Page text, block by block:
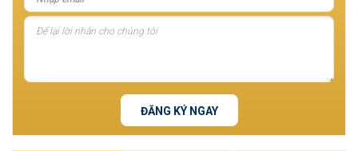
ĐĂNG KÝ NGAY